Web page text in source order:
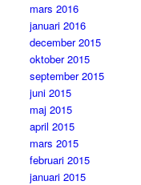
mars 2016
januari 2016
december 2015
oktober 2015
september 2015
juni 2015
maj 2015
april 2015
mars 2015
februari 2015
januari 2015